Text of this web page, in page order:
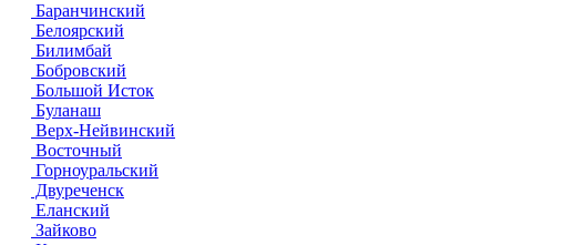
Баранчинский
Белоярский
Билимбай
Бобровский
Большой Исток
Буланаш
Верх-Нейвинский
Восточный
Горноуральский
Двуреченск
Еланский
Зайково